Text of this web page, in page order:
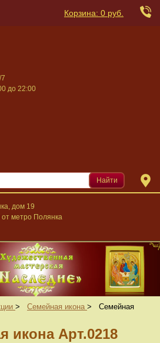
Корзина: 0 руб.
дом 19
метро Полянка
до 22:00
Найти
> Семейная икона >
Семейная
икона Арт.0218